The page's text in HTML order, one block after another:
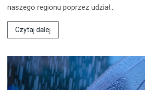
naszego regionu poprzez udział…
Czytaj dalej